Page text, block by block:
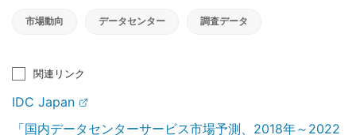
市場動向 データセンター 調査データ
関連リンク
IDC Japan
「国内データセンターサービス市場予測、2018年～2022